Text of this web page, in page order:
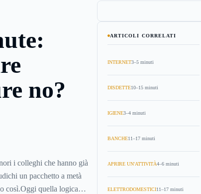
no?
i colleghi che hanno già
un pacchetto a metà
così.Oggi quella logica
ARTICOLI CORRELATI
INTERNET3–5 minuti
DISDETTE10–15 minuti
IGIENE3–4 minuti
BANCHE11–17 minuti
APRIRE UN'ATTIVITÀ4–6 minuti
ELETTRODOMESTICI11–17 minuti